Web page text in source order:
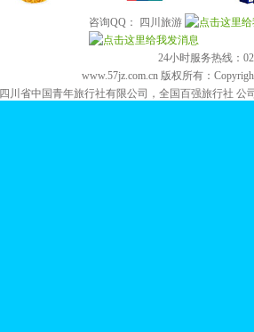
咨询QQ： 四川旅游
24小时服务热线：
www.57jz.com.cn 版权所有：
四川省中国青年旅行社有限公司，全国百强旅行社